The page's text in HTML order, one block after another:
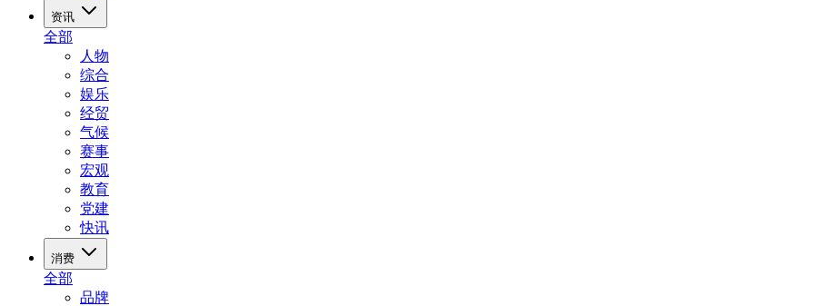
资讯
全部
人物
综合
娱乐
经贸
气候
赛事
宏观
教育
党建
快讯
消费
全部
品牌